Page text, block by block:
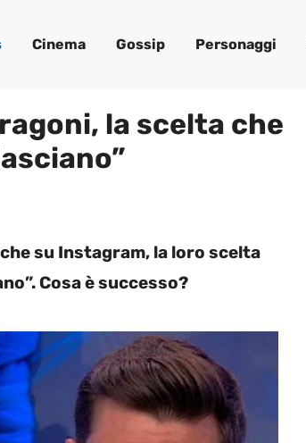
Cinema Gossip Personaggi
la scelta che
su Instagram, la loro scelta
Cosa è successo?